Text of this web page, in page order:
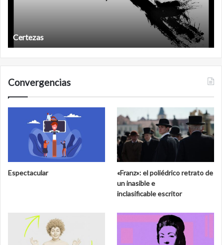
Certezas
Convergencias
Espectacular
«Franz»: el poliédrico retrato de
un inasible e
inclasificable escritor